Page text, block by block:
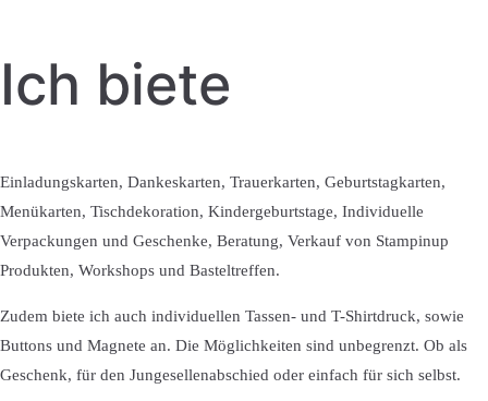
Ich biete
Einladungskarten, Dankeskarten, Trauerkarten, Geburtstagkarten,
Menükarten, Tischdekoration, Kindergeburtstage, Individuelle
Verpackungen und Geschenke, Beratung, Verkauf von Stampinup
Produkten, Workshops und Basteltreffen.
Zudem biete ich auch individuellen Tassen- und T-Shirtdruck, sowie
Buttons und Magnete an. Die Möglichkeiten sind unbegrenzt. Ob als
Geschenk, für den Jungesellenabschied oder einfach für sich selbst.